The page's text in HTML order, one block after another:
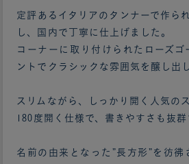
定評あるイタリアのタンナーで作ら
し、国内で丁寧に仕上げました。
コーナーに取り付けられたローズゴ
ントでクラシックな雰囲気を醸し出
スリムながら、しっかり開く人気の
180度開く仕様で、書きやすさも抜群
名前の由来となった”長方形”を彷彿